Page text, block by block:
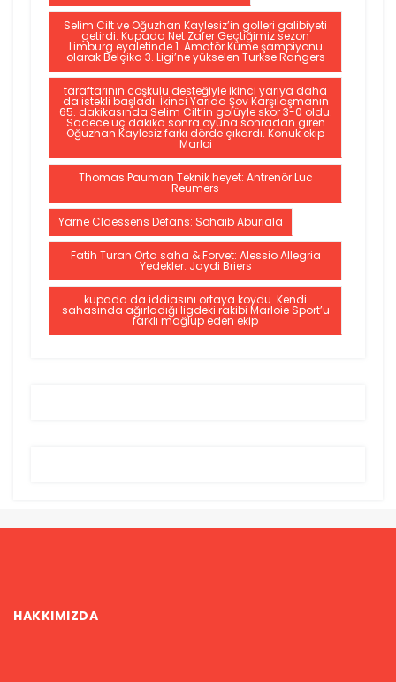
Selim Cilt ve Oğuzhan Kaylesiz’in golleri galibiyeti
getirdi. Kupada Net Zafer Geçtiğimiz sezon
Limburg eyaletinde 1. Amatör Küme şampiyonu
olarak Belçika 3. Ligi’ne yükselen Turkse Rangers
taraftarının coşkulu desteğiyle ikinci yarıya daha
da istekli başladı. İkinci Yarıda Şov Karşılaşmanın
65. dakikasında Selim Cilt’in golüyle skor 3-0 oldu.
Sadece üç dakika sonra oyuna sonradan giren
Oğuzhan Kaylesiz farkı dörde çıkardı. Konuk ekip
Marloi
Thomas Pauman Teknik heyet: Antrenör Luc
Reumers
Yarne Claessens Defans: Sohaib Aburiala
Fatih Turan Orta saha & Forvet: Alessio Allegria
Yedekler: Jaydi Briers
kupada da iddiasını ortaya koydu. Kendi
sahasında ağırladığı ligdeki rakibi Marloie Sport’u
farklı mağlup eden ekip
HAKKIMIZDA